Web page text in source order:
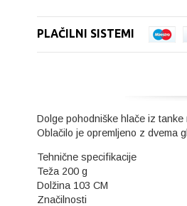
PLAČILNI SISTEMI
Dolge pohodniške hlače iz
Oblačilo je opremljeno z dvema
Tehnične specifikacije
Teža 200 g
Dolžina 103 CM
Značilnosti